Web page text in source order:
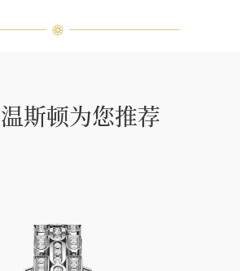
斯顿为您推荐